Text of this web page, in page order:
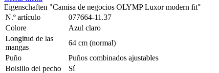
Eigenschaften "Camisa de negocios OLYMP Luxor modern fit"
N.º artículo
077664-11.37
Colore
Azul claro
Longitud de las
mangas
64 cm (normal)
Puño
Puños combinados ajustables
Bolsillo del pecho
Sí